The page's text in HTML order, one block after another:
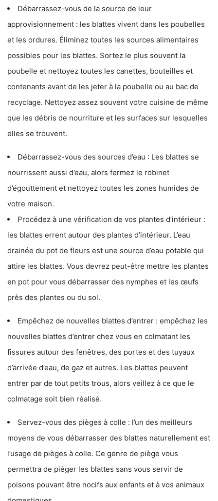
Débarrassez-vous de la source de leur
approvisionnement : les blattes vivent dans les poubelles
et les ordures. Éliminez toutes les sources alimentaires
possibles pour les blattes. Sortez le plus souvent la
poubelle et nettoyez toutes les canettes, bouteilles et
contenants avant de les jeter à la poubelle ou au bac de
recyclage. Nettoyez assez souvent votre cuisine de même
que les débris de nourriture et les surfaces sur lesquelles
elles se trouvent.
Débarrassez-vous des sources d’eau : Les blattes se
nourrissent aussi d’eau, alors fermez le robinet
d’égouttement et nettoyez toutes les zones humides de
votre maison.
Procédez à une vérification de vos plantes d’intérieur :
les blattes errent autour des plantes d’intérieur. L’eau
drainée du pot de fleurs est une source d’eau potable qui
attire les blattes. Vous devrez peut-être mettre les plantes
en pot pour vous débarrasser des nymphes et les œufs
près des plantes ou du sol.
Empêchez de nouvelles blattes d’entrer : empêchez les
nouvelles blattes d’entrer chez vous en colmatant les
fissures autour des fenêtres, des portes et des tuyaux
d’arrivée d’eau, de gaz et autres. Les blattes peuvent
entrer par de tout petits trous, alors veillez à ce que le
colmatage soit bien réalisé.
Servez-vous des pièges à colle : l’un des meilleurs
moyens de vous débarrasser des blattes naturellement est
l’usage de pièges à colle. Ce genre de piège vous
permettra de piéger les blattes sans vous servir de
poisons pouvant être nocifs aux enfants et à vos animaux